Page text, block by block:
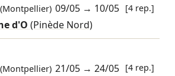
09/05 → 10/05 [4 rep.]
d'O (Pinède Nord)
21/05 →24/05 [4 rep.]